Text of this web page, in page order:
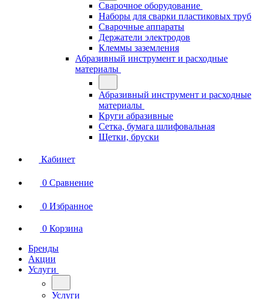
Сварочное оборудование
Наборы для сварки пластиковых труб
Сварочные аппараты
Держатели электродов
Клеммы заземления
Абразивный инструмент и расходные
материалы
Абразивный инструмент и расходные
материалы
Круги абразивные
Сетка, бумага шлифовальная
Щетки, бруски
Кабинет
0 Сравнение
0 Избранное
0 Корзина
Бренды
Акции
Услуги
Услуги